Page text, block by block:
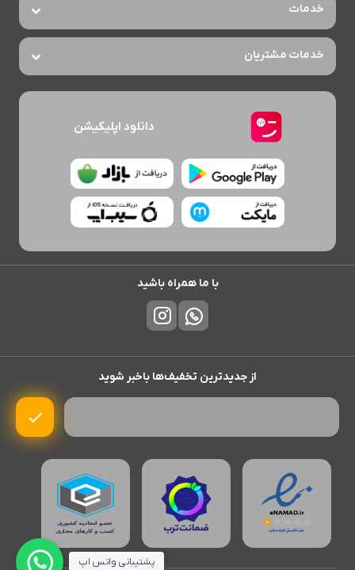
خدمات
خدمات مشتریان
دانلود اپلیکیشن
با ما همراه باشید
از جدیدترین تخفیف‌ها باخبر شوید
پشتیبانی واتس اپ